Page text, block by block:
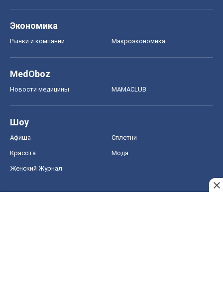
Экономика
Рынки и компании Mакроэкономика
MedOboz
Новости медицины MAMACLUB
Шоу
Афиша Сплетни
Красота Мода
Женский Журнал